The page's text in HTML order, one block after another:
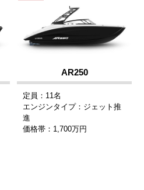
AR250
定員：11名
エンジンタイプ：ジェット推
進
価格帯：1,700万円